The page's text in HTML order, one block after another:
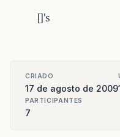
[]'s
CRIADO
17 de agosto de 2009
PARTICIPANTES
7